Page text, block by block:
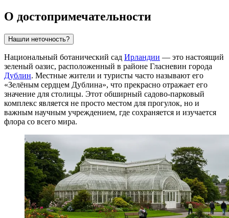
О достопримечательности
Нашли неточность?
Национальный ботанический сад Ирландии — это настоящий
зеленый оазис, расположенный в районе Гласневин города
Дублин. Местные жители и туристы часто называют его
«Зелёным сердцем Дублина», что прекрасно отражает его
значение для столицы. Этот обширный садово-парковый
комплекс является не просто местом для прогулок, но и
важным научным учреждением, где сохраняется и изучается
флора со всего мира.